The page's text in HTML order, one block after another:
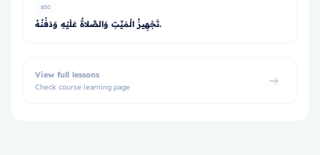
#30
تَجْهِيزُ الْمَيِّتِ وَالصَّلاةُ عَلَيْهِ وَدَفْنُهُ.
View full lessons
Check course learning page